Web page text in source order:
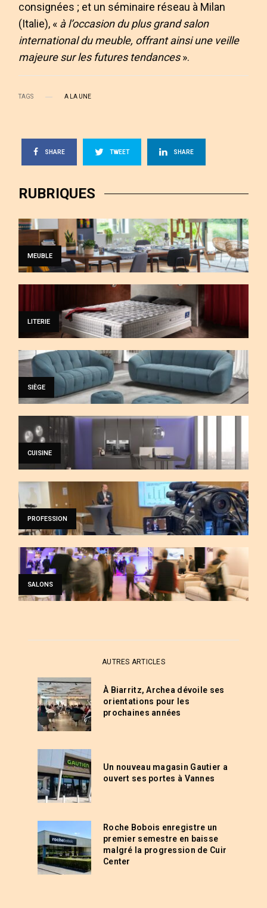
consignées ; et un séminaire réseau à Milan
(Italie), « à l’occasion du plus grand salon
international du meuble, offrant ainsi une veille
majeure sur les futures tendances».
TAGS A LA UNE
SHARE TWEET SHARE
RUBRIQUES
MEUBLE
LITERIE
SIÈGE
CUISINE
PROFESSION
SALONS
AUTRES ARTICLES
À Biarritz, Archea dévoile ses
orientations pour les
prochaines années
Un nouveau magasin Gautier a
ouvert ses portes à Vannes
Roche Bobois enregistre un
premier semestre en baisse
malgré la progression de Cuir
Center